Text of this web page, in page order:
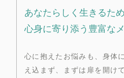
あなたらしく生きるた
心身に寄り添う豊富な
心に抱えたお悩みも、身体
え込まず、まずは扉を開け